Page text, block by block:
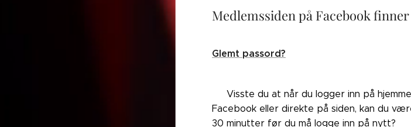
Medlemssiden på Facebook
Glemt passord?
👉🏼Visste du at når du logger inn på
Facebook eller direkte på siden, kan du
30 minutter før du må logge inn på nytt?